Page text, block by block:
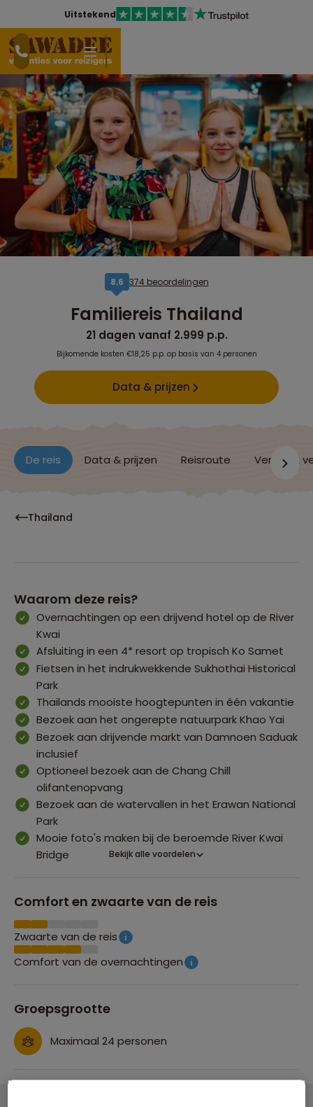
Uitstekend
8,6 374 beoordelingen
Familiereis Thailand
21 dagen vanaf 2.999 p.p.
Bijkomende kosten €18,25 p.p. op basis van 4 personen
Data & prijzen
De reis Data & prijzen Reisroute Verblijf &
Thailand
Waarom deze reis?
Overnachtingen op een drijvend hotel op de River
Kwai
Afsluiting in een 4* resort op tropisch Ko Samet
Fietsen in het indrukwekkende Sukhothai Historical
Park
Thailands mooiste hoogtepunten in één vakantie
Bezoek aan het ongerepte natuurpark Khao Yai
Bezoek aan drijvende markt van Damnoen Saduak
inclusief
Optioneel bezoek aan de Chang Chill
olifantenopvang
Bezoek aan de watervallen in het Erawan National
Park
Mooie foto's maken bij de beroemde River Kwai
Bridge
Bekijk alle voordelen
Comfort en zwaarte van de reis
Zwaarte van de reis
Comfort van de overnachtingen
Groepsgrootte
Maximaal 24 personen